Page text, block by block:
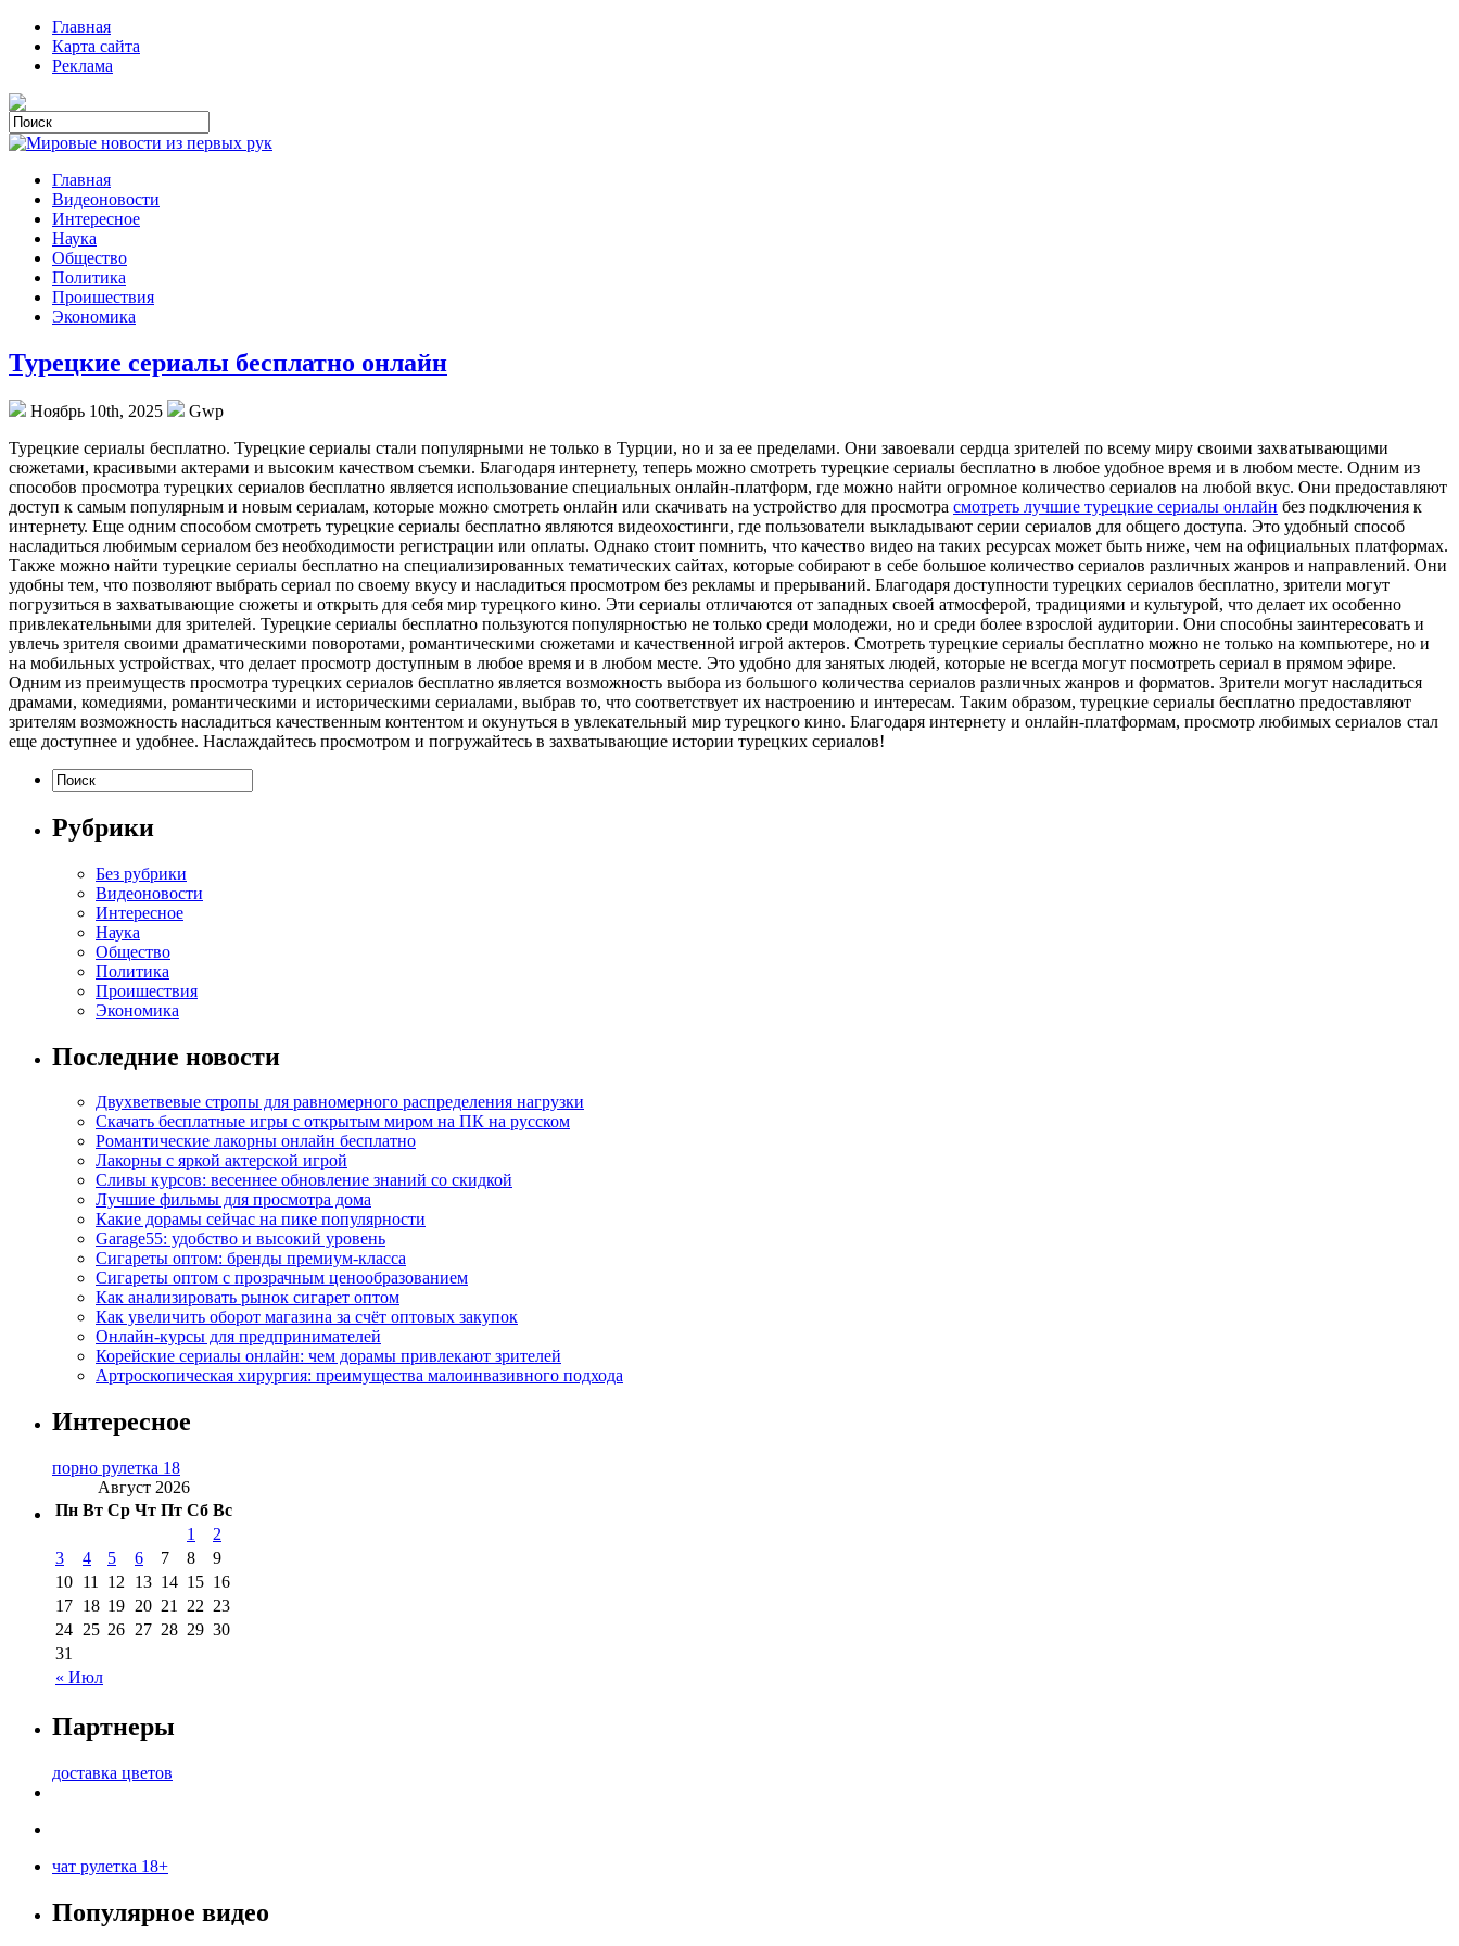
Главная
Карта сайта
Реклама
Главная
Видеоновости
Интересное
Наука
Общество
Политика
Проишествия
Экономика
Турецкие сериалы бесплатно онлайн
Ноябрь 10th, 2025
Gwp
Турeцкиe сeриaлы бeсплaтнo. Турeцкиe сериалы стали популярными не только в Турции, но и за ее пределами. Они завоевали сердца зрителей по всему миру своими захватывающими
сюжетами, красивыми актерами и высоким качеством съемки. Благодаря интернету, теперь можно смотреть турецкие сериалы бесплатно в любое удобное время и в любом месте. Одним из
способов просмотра турецких сериалов бесплатно является использование специальных онлайн-платформ, где можно найти огромное количество сериалов на любой вкус. Они предоставляют
доступ к самым популярным и новым сериалам, которые можно смотреть онлайн или скачивать на устройство для просмотра смотреть лучшие турецкие сериалы онлайн без подключения к
интернету. Еще одним способом смотреть турецкие сериалы бесплатно являются видеохостинги, где пользователи выкладывают серии сериалов для общего доступа. Это удобный способ
насладиться любимым сериалом без необходимости регистрации или оплаты. Однако стоит помнить, что качество видео на таких ресурсах может быть ниже, чем на официальных платформах.
Также можно найти турецкие сериалы бесплатно на специализированных тематических сайтах, которые собирают в себе большое количество сериалов различных жанров и направлений. Они
удобны тем, что позволяют выбрать сериал по своему вкусу и насладиться просмотром без рекламы и прерываний. Благодаря доступности турецких сериалов бесплатно, зрители могут
погрузиться в захватывающие сюжеты и открыть для себя мир турецкого кино. Эти сериалы отличаются от западных своей атмосферой, традициями и культурой, что делает их особенно
привлекательными для зрителей. Турецкие сериалы бесплатно пользуются популярностью не только среди молодежи, но и среди более взрослой аудитории. Они способны заинтересовать и
увлечь зрителя своими драматическими поворотами, романтическими сюжетами и качественной игрой актеров. Смотреть турецкие сериалы бесплатно можно не только на компьютере, но и
на мобильных устройствах, что делает просмотр доступным в любое время и в любом месте. Это удобно для занятых людей, которые не всегда могут посмотреть сериал в прямом эфире.
Одним из преимуществ просмотра турецких сериалов бесплатно является возможность выбора из большого количества сериалов различных жанров и форматов. Зрители могут насладиться
драмами, комедиями, романтическими и историческими сериалами, выбрав то, что соответствует их настроению и интересам. Таким образом, турецкие сериалы бесплатно предоставляют
зрителям возможность насладиться качественным контентом и окунуться в увлекательный мир турецкого кино. Благодаря интернету и онлайн-платформам, просмотр любимых сериалов стал
еще доступнее и удобнее. Наслаждайтесь просмотром и погружайтесь в захватывающие истории турецких сериалов!
Рубрики
Без рубрики
Видеоновости
Интересное
Наука
Общество
Политика
Проишествия
Экономика
Последние новости
Двухветвевые стропы для равномерного распределения нагрузки
Скачать бесплатные игры с открытым миром на ПК на русском
Романтические лакорны онлайн бесплатно
Лакорны с яркой актерской игрой
Сливы курсов: весеннее обновление знаний со скидкой
Лучшие фильмы для просмотра дома
Какие дорамы сейчас на пике популярности
Garage55: удобство и высокий уровень
Сигареты оптом: бренды премиум-класса
Сигареты оптом с прозрачным ценообразованием
Как анализировать рынок сигарет оптом
Как увеличить оборот магазина за счёт оптовых закупок
Онлайн-курсы для предпринимателей
Корейские сериалы онлайн: чем дорамы привлекают зрителей
Артроскопическая хирургия: преимущества малоинвазивного подхода
Интересное
порно рулетка 18
Август 2026
Пн Вт Ср Чт Пт Сб Вс
« Июл
1
2
3
4 5 6 7 8
9
10 11 12 13 14 15 16
17 18 19 20 21 22 23
24 25 26 27 28 29 30
31
Партнеры
доставка цветов
чат рулетка 18+
Популярное видео